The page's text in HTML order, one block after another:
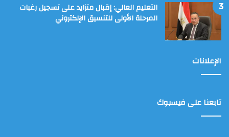
التعليم العالي: إقبال متزايد على تسجيل رغبات
المرحلة الأولى للتنسيق الإلكتروني
الإعلانات
تابعنا على فيسبوك